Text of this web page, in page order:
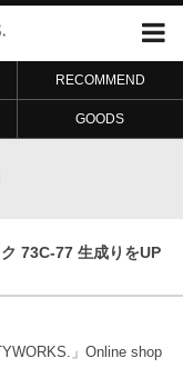
RECOMMEND
GOODS
73C-77 生成りをUP
」Online shop